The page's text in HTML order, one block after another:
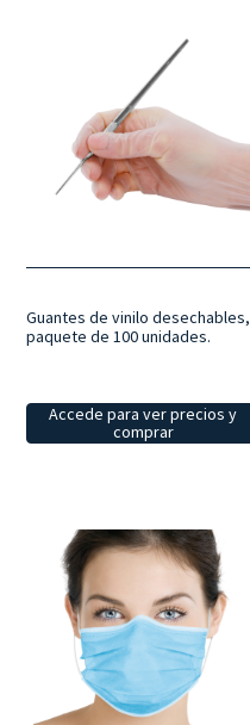
Guantes de vinilo desechables,
paquete de 100 unidades.
Accede para ver precios y
comprar